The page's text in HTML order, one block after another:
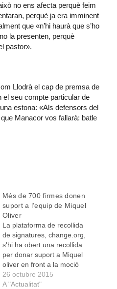
no ens afecta perquè feim
perquè ja era imminent
que «n’hi haurà que s’ho
la presenten, perquè
pastor».
Llodrà el cap de premsa de
el seu compte particular de
estona: «Als defensors del
Manacor vos fallarà: batle
Més de 700 firmes donen
suport a l’equip de Miquel
Oliver
La plataforma de recollida
de signatures, change.org,
s'hi ha obert una recollida
per donar suport a Miquel
oliver en front a la moció
de censura. Qui duu a
terme la recollida és un
26 octubre 2015
A "Actualitat"